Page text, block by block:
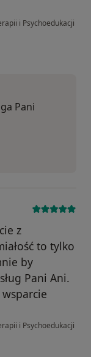
i Psychoedukacji
Pani
z
to tylko
by
Pani Ani.
i Psychoedukacji